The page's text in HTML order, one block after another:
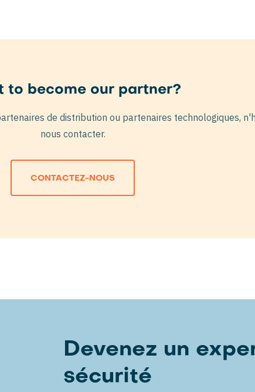
to become our partner?
de distribution ou partenaires technologiques,
nous contacter.
CONTACTEZ-NOUS
Devenez un
sécurité